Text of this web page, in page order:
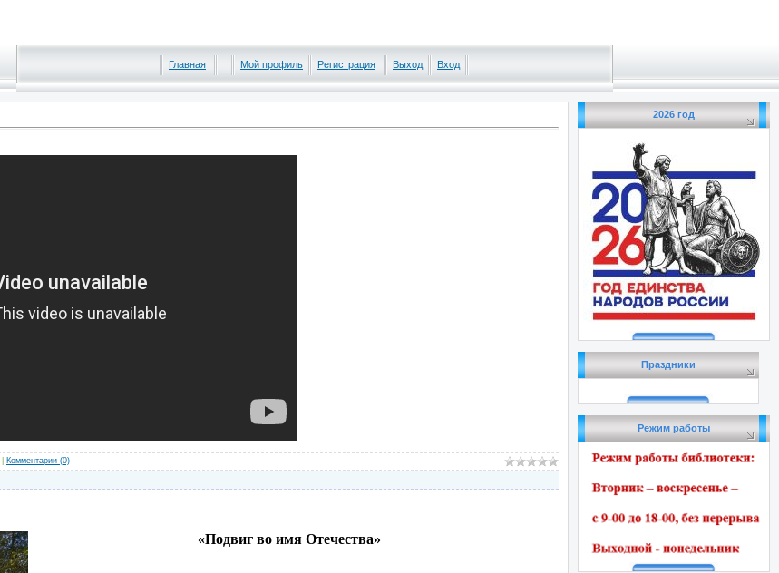
Главная Мой профиль Регистрация Выход Вход
Комментарии (0)
«Подвиг во имя Отечества»
2026 год
Праздники
Режим работы